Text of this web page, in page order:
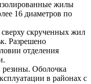
жилы
16 диаметров по
сверху скрученных жил
Разрешено
отделения
резины. Оболочка
в районах с